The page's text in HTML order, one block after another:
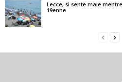
Lecce, si sente male
19enne